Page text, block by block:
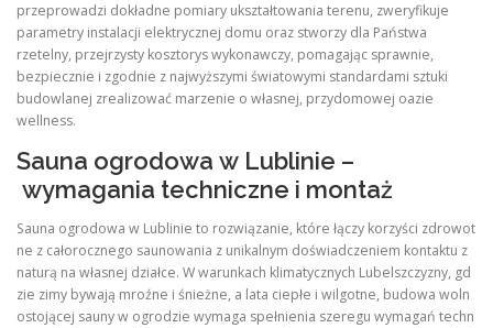
przeprowadzi dokładne pomiary ukształtowania terenu, zweryfikuje
parametry instalacji elektrycznej domu oraz stworzy dla Państwa
rzetelny, przejrzysty kosztorys wykonawczy, pomagając sprawnie,
bezpiecznie i zgodnie z najwyższymi światowymi standardami sztuki
budowlanej zrealizować marzenie o własnej, przydomowej oazie
wellness.
Sauna ogrodowa w Lublinie –
wymagania techniczne i montaż
Sauna ogrodowa w Lublinie to rozwiązanie, które łączy korzyści zdrowot
ne z całorocznego saunowania z unikalnym doświadczeniem kontaktu z
naturą na własnej działce. W warunkach klimatycznych Lubelszczyzny, gd
zie zimy bywają mroźne i śnieżne, a lata ciepłe i wilgotne, budowa woln
ostojącej sauny w ogrodzie wymaga spełnienia szeregu wymagań techn